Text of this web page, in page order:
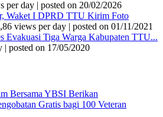
per day | posted on 20/02/2026
Waket I DPRD TTU Kirim Foto
views per day | posted on 01/11/2021
Evakuasi Tiga Warga Kabupaten TTU...
| posted on 17/05/2020